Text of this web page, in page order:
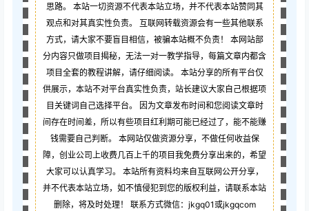
思路。 本站一切资源不代表本站立场，并不代表本站赞同其
观点和对其真实性负责。 互联网转载资源会有一些其他联系
方式，请大家不要盲目相信，被骗本站概不负责！ 本网站部
分内容只做项目揭秘，无法一对一教学指导，每篇文章内都含
项目全套的教程讲解，请仔细阅读。 本站分享的所有平台仅
供展示，本站不对平台真实性负责，站长建议大家自己根据项
目关键词自己选择平台。 因为文章发布时间和您阅读文章时
间存在时间差，所以有些项目红利期可能已经过了，能不能赚
钱需要自己判断。 本网站仅做资源分享，不做任何收益保
障，创业公司上收费几百上千的项目我免费分享出来的，希望
大家可以认真学习。 本站所有资料均来自互联网公开分享，
并不代表本站立场，如不慎侵犯到您的版权利益，请联系本站
删除，将及时处理！ 联系方式微信：jkgq01或jkgqcom